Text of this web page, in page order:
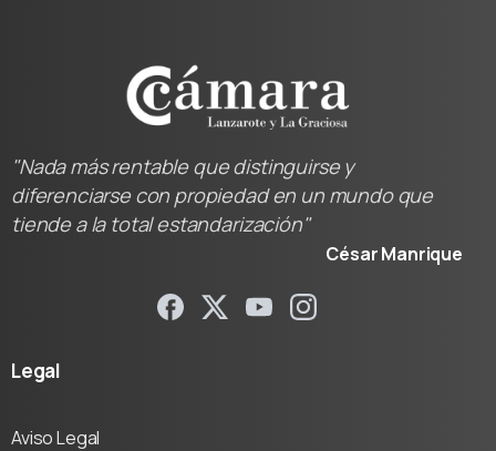
"Nada más rentable que distinguirse y
diferenciarse con propiedad en un mundo que
tiende a la total estandarización"
César Manrique
Legal
Aviso Legal